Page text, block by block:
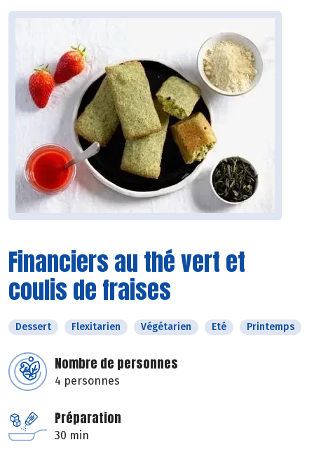
Financiers au thé vert et
coulis de fraises
Dessert Flexitarien Végétarien Eté Printemps
Nombre de personnes
4 personnes
Préparation
30 min